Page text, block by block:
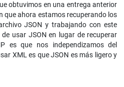
obtuvimos en una entrega anterior
que ahora estamos recuperando los
JSON y trabajando con este
usar JSON en lugar de recuperar
es que nos independizamos del
XML es que JSON es más ligero y